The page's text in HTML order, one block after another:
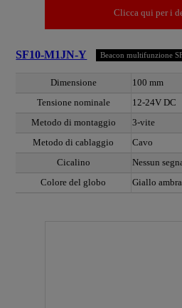
Clicca qui per i
SF10-M1JN-Y Beacon multifunzione
Dimensione
100 mm
Tensione nominale
12-24V DC
Metodo di montaggio
3-vite
Metodo di cablaggio
Cavo
Cicalino
Nessun
Colore del globo
Giallo ambra